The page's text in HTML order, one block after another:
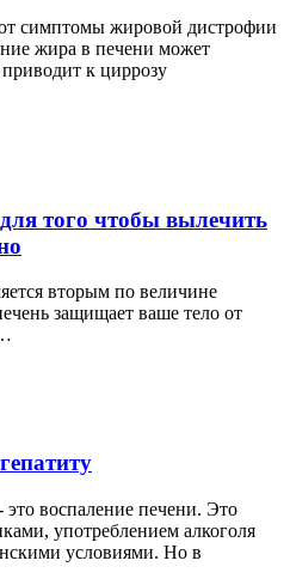
симптомы жировой дистрофии
жира в печени может
к циррозу
того чтобы вылечить
вторым по величине
защищает ваше тело от
это воспаление печени. Это
употреблением алкоголя
условиями. Но в